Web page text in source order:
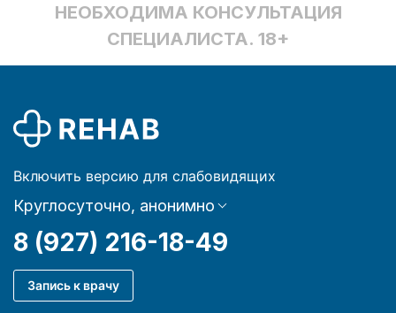
НЕОБХОДИМА КОНСУЛЬТАЦИЯ
СПЕЦИАЛИСТА. 18+
Включить версию для слабовидящих
Круглосуточно, анонимно
8 (927) 216-18-49
Запись к врачу